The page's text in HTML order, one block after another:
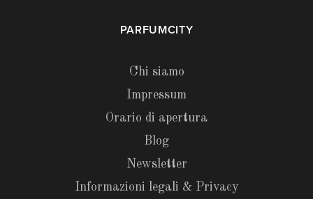
PARFUMCITY
Chi siamo
Impressum
Orario di apertura
Blog
Newsletter
Informazioni legali & Privacy